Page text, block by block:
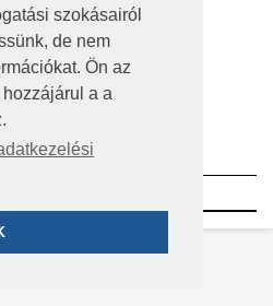
szokásairól
de nem
Ön az
a a